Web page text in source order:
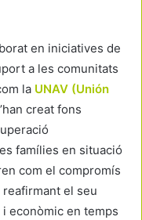
en iniciatives de
a les comunitats
la UNAV (Unión
creat fons
famílies en situació
com el compromís
el seu
econòmic en temps